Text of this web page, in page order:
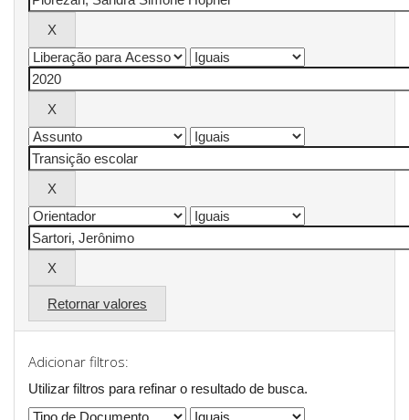
Retornar valores
Adicionar filtros:
Utilizar filtros para refinar o resultado de busca.